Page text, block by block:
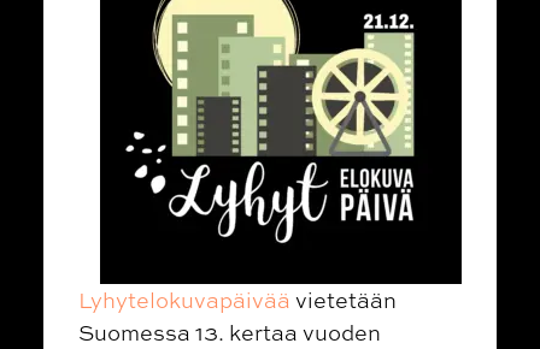
Lyhytelokuvapäivää vietetään
Suomessa 13. kertaa vuoden